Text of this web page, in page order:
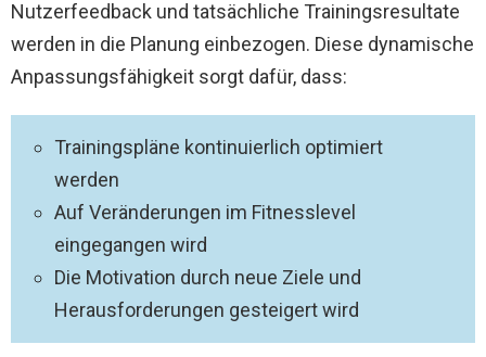
Nutzerfeedback und tatsächliche Trainingsresultate
werden in die Planung einbezogen. Diese dynamische
Anpassungsfähigkeit sorgt dafür, dass:
Trainingspläne kontinuierlich optimiert
werden
Auf Veränderungen im Fitnesslevel
eingegangen wird
Die Motivation durch neue Ziele und
Herausforderungen gesteigert wird